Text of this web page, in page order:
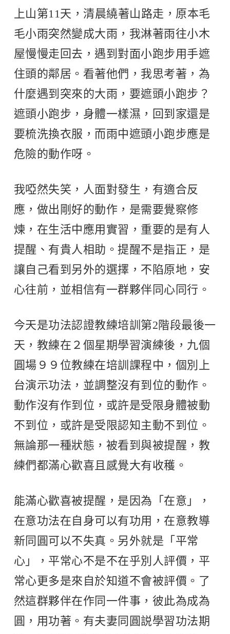
上山第11天，清晨繞著山路走，原本毛
毛小雨突然變成大雨，我淋著雨往小木
屋慢慢走回去，遇到對面小跑步用手遮
住頭的鄰居。看著他們，我思考著，為
什麼遇到突來的大雨，要遮頭小跑步？
遮頭小跑步，身體一樣濕，回到家還是
要梳洗換衣服，而雨中遮頭小跑步應是
危險的動作呀。
我啞然失笑，人面對發生，有適合反
應，做出剛好的動作，是需要覺察修
煉，在生活中應用實習，重要的是有人
提醒、有貴人相助。提醒不是指正，是
讓自己看到另外的選擇，不陷原地，安
心往前，並相信有一群夥伴同心同行。
今天是功法認證教練培訓第2階段最後一
天，教練在２個星期學習演練後，九個
圓場９９位教練在培訓課程中，個別上
台演示功法，並調整沒有到位的動作。
動作沒有作到位，或許是受限身體被動
不到位，或許是受限認知主動不到位。
無論那一種狀態，被看到與被提醒，教
練們都滿心歡喜且感覺大有收穫。
能滿心歡喜被提醒，是因為「在意」，
在意功法在自身可以有功用，在意教導
新同圓可以不失真。另外就是「平常
心」，平常心不是不在乎別人評價，平
常心更多是來自於知道不會被評價。了
然這群夥伴在作同一件事，彼此為成為
圓，用功著。有夫妻同圓説學習功法期